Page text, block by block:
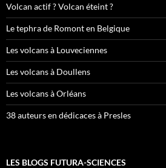
Volcan actif ? Volcan éteint ?
Le tephra de Romont en Belgique
Les volcans à Louveciennes
Les volcans à Doullens
Les volcans à Orléans
38 auteurs en dédicaces à Presles
LES BLOGS FUTURA-SCIENCES